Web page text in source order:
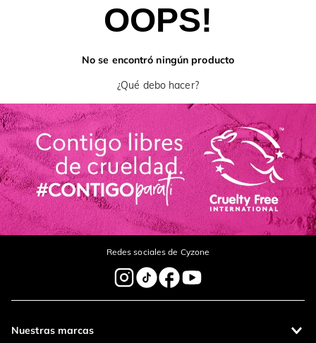
OOPS!
No se encontró ningún producto
¿Qué debo hacer?
Redes sociales de Cyzone
Nuestras marcas